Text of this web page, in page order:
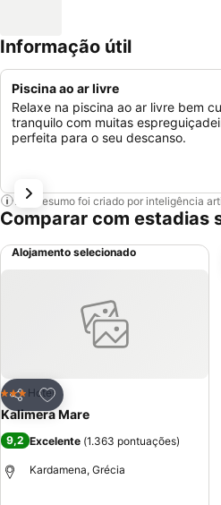
Informação útil
Piscina ao ar livre
Relaxe na piscina ao ar livre bem
tranquilo com muitas
perfeita para o seu descanso.
Este resumo foi criado por inteligência
Comparar com estadias
Alojamento selecionado
Partilhar
Adicionar aos favoritos
3 Estrelas
Hotel
Kalimera Mare
9,2 Excelente (1.363 pontuações)
Kardamena, Grécia